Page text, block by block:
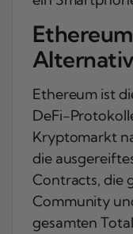
Ethereum ist
DeFi-
Kryptomarkt
die
Contracts, die
Community
gesamten